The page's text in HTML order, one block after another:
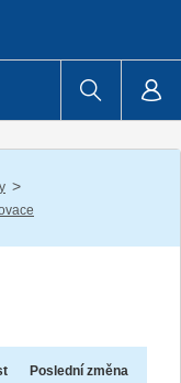
/
Poslední změna